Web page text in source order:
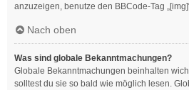
anzuzeigen, benutze den BBCode-Tag
Nach oben
Was sind globale Bekanntmachungen?
Globale Bekanntmachungen beinhalten
solltest du sie so bald wie möglich lesen.